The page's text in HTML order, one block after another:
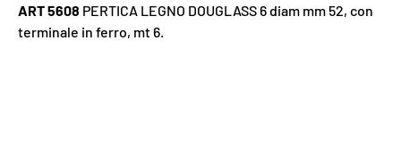
ART 5608 PERTICA LEGNO DOUGLASS 6 diam mm 52, con
terminale in ferro, mt 6.